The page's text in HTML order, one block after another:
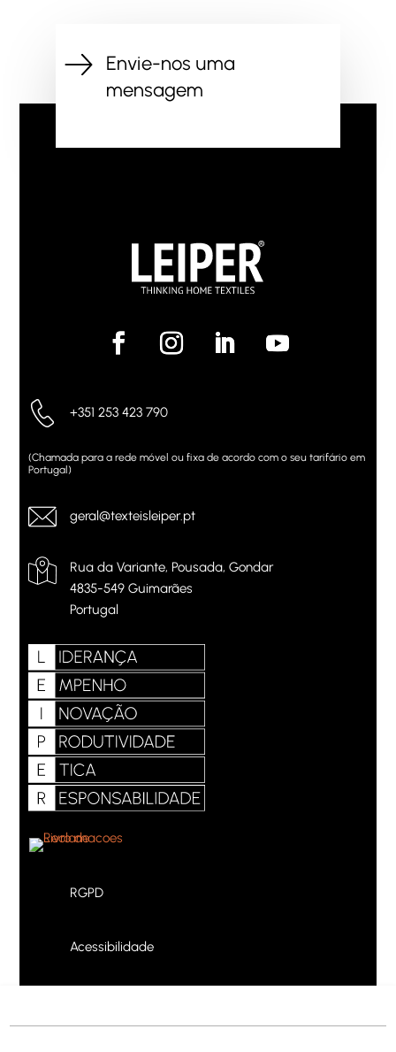
Envie-nos uma
mensagem
+351 253 423 790
(Chamada para a rede móvel ou fixa de acordo com o seu tarifário em
Portugal)
geral@texteisleiper.pt
Rua da Variante, Pousada, Gondar
4835-549 Guimarães
Portugal
RGPD
Acessibilidade